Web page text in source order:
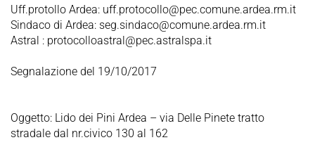
Uff.protollo Ardea: uff.protocollo@pec.comune.ardea.rm.it
Sindaco di Ardea: seg.sindaco@comune.ardea.rm.it
Astral : protocolloastral@pec.astralspa.it
Segnalazione del 19/10/2017
Oggetto: Lido dei Pini Ardea – via Delle Pinete tratto
stradale dal nr.civico 130 al 162